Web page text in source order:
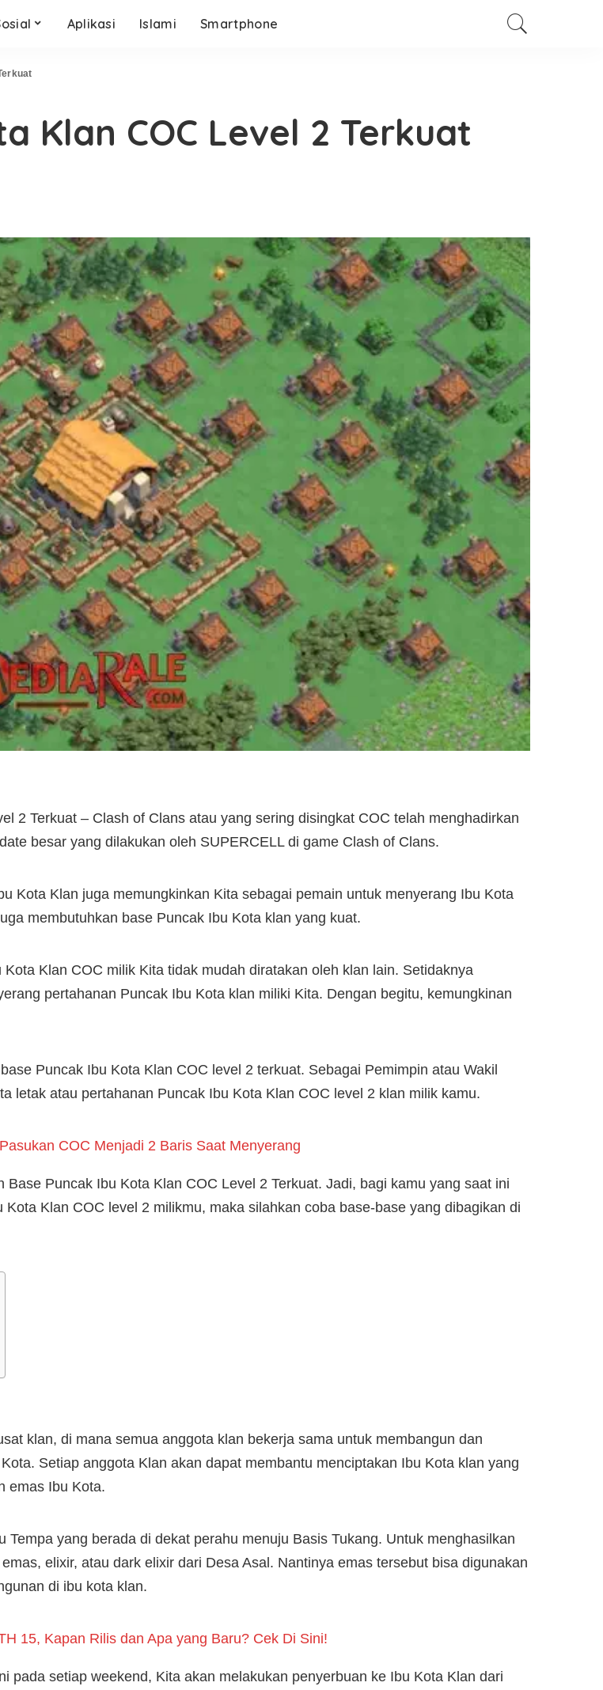
Aplikasi Islami Smartphone
Klan COC Level 2 Terkuat
2 Terkuat – Clash of Clans atau yang sering disingkat COC telah menghadirkan
besar yang dilakukan oleh SUPERCELL di game Clash of Clans.
Kota Klan juga memungkinkan Kita sebagai pemain untuk menyerang Ibu Kota
membutuhkan base Puncak Ibu Kota klan yang kuat.
Klan COC milik Kita tidak mudah diratakan oleh klan lain. Setidaknya
pertahanan Puncak Ibu Kota klan miliki Kita. Dengan begitu, kemungkinan
Puncak Ibu Kota Klan COC level 2 terkuat. Sebagai Pemimpin atau Wakil
letak atau pertahanan Puncak Ibu Kota Klan COC level 2 klan milik kamu.
COC Menjadi 2 Baris Saat Menyerang
Puncak Ibu Kota Klan COC Level 2 Terkuat. Jadi, bagi kamu yang saat ini
Klan COC level 2 milikmu, maka silahkan coba base-base yang dibagikan di
klan, di mana semua anggota klan bekerja sama untuk membangun dan
Setiap anggota Klan akan dapat membantu menciptakan Ibu Kota klan yang
emas Ibu Kota.
Tempa yang berada di dekat perahu menuju Basis Tukang. Untuk menghasilkan
elixir, atau dark elixir dari Desa Asal. Nantinya emas tersebut bisa digunakan
di ibu kota klan.
15, Kapan Rilis dan Apa yang Baru? Cek Di Sini!
pada setiap weekend, Kita akan melakukan penyerbuan ke Ibu Kota Klan dari